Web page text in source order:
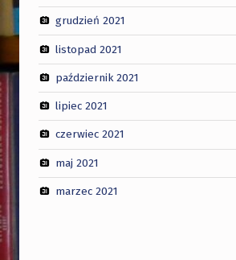
grudzień 2021
listopad 2021
październik 2021
lipiec 2021
czerwiec 2021
maj 2021
marzec 2021